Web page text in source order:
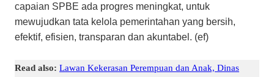
capaian SPBE ada progres meningkat, untuk
mewujudkan tata kelola pemerintahan yang bersih,
efektif, efisien, transparan dan akuntabel. (ef)
Read also: Lawan Kekerasan Perempuan dan Anak, Dinas